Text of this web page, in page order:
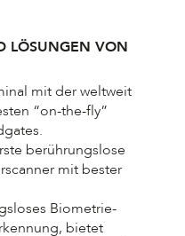
LÖSUNGEN VON
mit der weltweit
“on-the-fly”
berührungslose
mit bester
Biometrie-
bietet